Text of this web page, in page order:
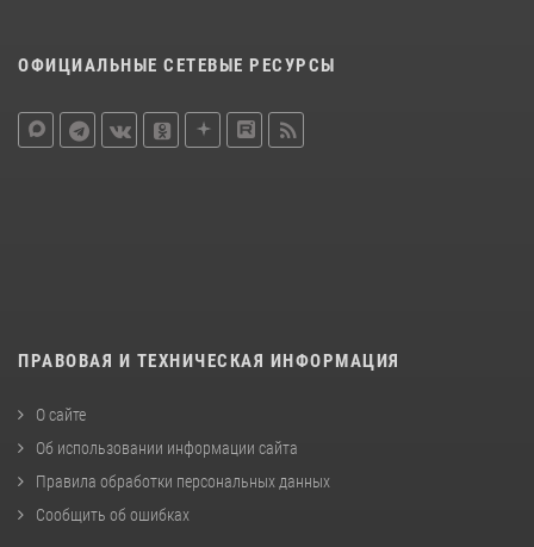
ОФИЦИАЛЬНЫЕ СЕТЕВЫЕ РЕСУРСЫ
ПРАВОВАЯ И ТЕХНИЧЕСКАЯ ИНФОРМАЦИЯ
О сайте
Об использовании информации сайта
Правила обработки персональных данных
Сообщить об ошибках